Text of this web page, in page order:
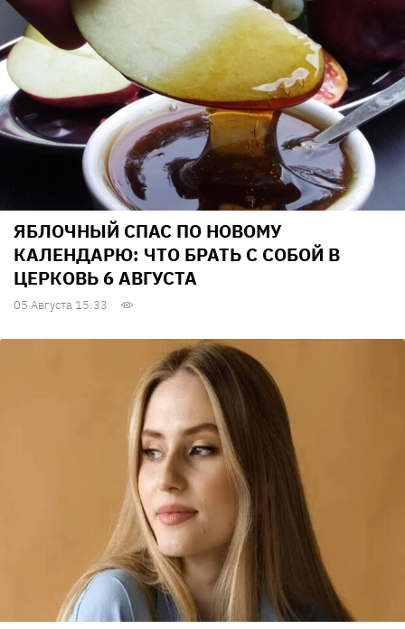
ЯБЛОЧНЫЙ СПАС ПО НОВОМУ
КАЛЕНДАРЮ: ЧТО БРАТЬ С СОБОЙ В
ЦЕРКОВЬ 6 АВГУСТА
05 Августа 15:33